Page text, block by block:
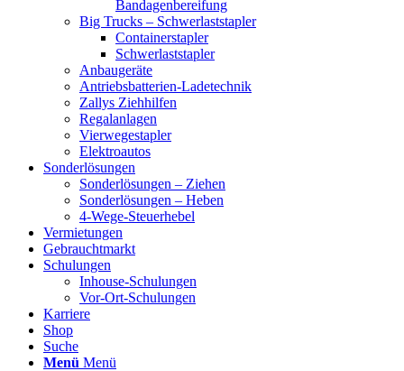
Bandagenbereifung
Big Trucks – Schwerlaststapler
Containerstapler
Schwerlaststapler
Anbaugeräte
Antriebsbatterien-Ladetechnik
Zallys Ziehhilfen
Regalanlagen
Vierwegestapler
Elektroautos
Sonderlösungen
Sonderlösungen – Ziehen
Sonderlösungen – Heben
4-Wege-Steuerhebel
Vermietungen
Gebrauchtmarkt
Schulungen
Inhouse-Schulungen
Vor-Ort-Schulungen
Karriere
Shop
Suche
Menü Menü